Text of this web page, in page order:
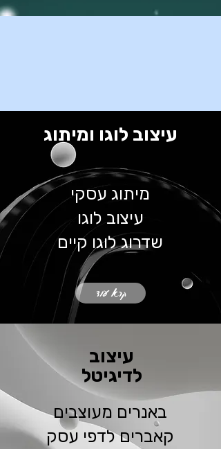
עיצוב לוגו ומיתוג
מיתוג עסקי
עיצוב לוגו
שדרוג לוגו קיים
קרא עוד
עיצוב
לדיגיטל
באנרים מעוצבים
קאברים לדפי עסק